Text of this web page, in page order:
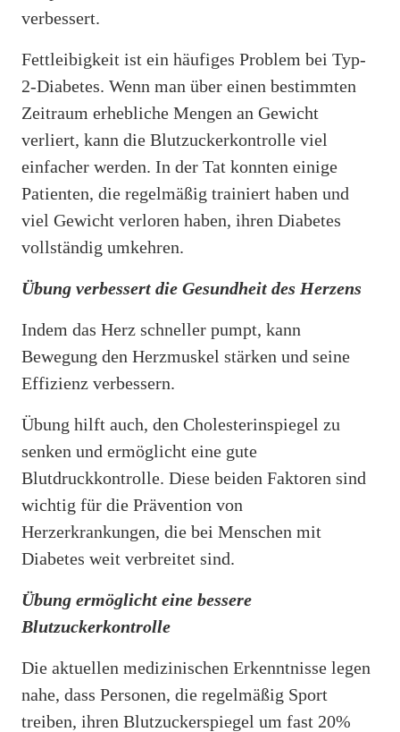
verbessert.
Fettleibigkeit ist ein häufiges Problem bei Typ-
2-Diabetes. Wenn man über einen bestimmten
Zeitraum erhebliche Mengen an Gewicht
verliert, kann die Blutzuckerkontrolle viel
einfacher werden. In der Tat konnten einige
Patienten, die regelmäßig trainiert haben und
viel Gewicht verloren haben, ihren Diabetes
vollständig umkehren.
Übung verbessert die Gesundheit des Herzens
Indem das Herz schneller pumpt, kann
Bewegung den Herzmuskel stärken und seine
Effizienz verbessern.
Übung hilft auch, den Cholesterinspiegel zu
senken und ermöglicht eine gute
Blutdruckkontrolle. Diese beiden Faktoren sind
wichtig für die Prävention von
Herzerkrankungen, die bei Menschen mit
Diabetes weit verbreitet sind.
Übung ermöglicht eine bessere
Blutzuckerkontrolle
Die aktuellen medizinischen Erkenntnisse legen
nahe, dass Personen, die regelmäßig Sport
treiben, ihren Blutzuckerspiegel um fast 20%